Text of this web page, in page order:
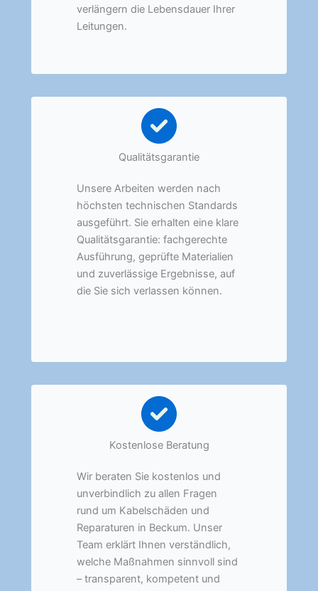
verlängern die Lebensdauer Ihrer
Leitungen.
Qualitätsgarantie
Unsere Arbeiten werden nach
höchsten technischen Standards
ausgeführt. Sie erhalten eine klare
Qualitätsgarantie: fachgerechte
Ausführung, geprüfte Materialien
und zuverlässige Ergebnisse, auf
die Sie sich verlassen können.
Kostenlose Beratung
Wir beraten Sie kostenlos und
unverbindlich zu allen Fragen
rund um Kabelschäden und
Reparaturen in Beckum. Unser
Team erklärt Ihnen verständlich,
welche Maßnahmen sinnvoll sind
– transparent, kompetent und